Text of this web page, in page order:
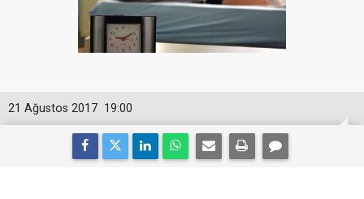
19:00
21 Ağustos 2017